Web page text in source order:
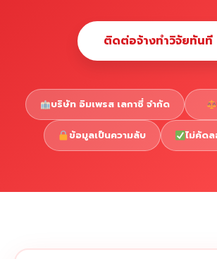
Copyright © 2026 รับทำวิจัย รับทำวิ
ติดต่อจ้างทำวิจัยทันที
บริษัท อิมเพรส เลกาซี่ จำกัด
ข้อมูลเป็นความลับ ไม่คัด